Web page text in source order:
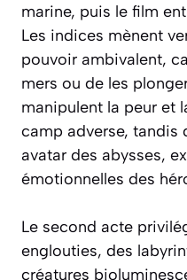
marine, puis le film
Les indices mènent
pouvoir ambivalent,
mers ou de les
manipulent la peur et
camp adverse, tandis
avatar des abysses,
émotionnelles des
Le second acte
englouties, des
créatures